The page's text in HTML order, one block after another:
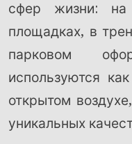
сфер жизни: на
площадках, в
парковом
используются
открытом
уникальных